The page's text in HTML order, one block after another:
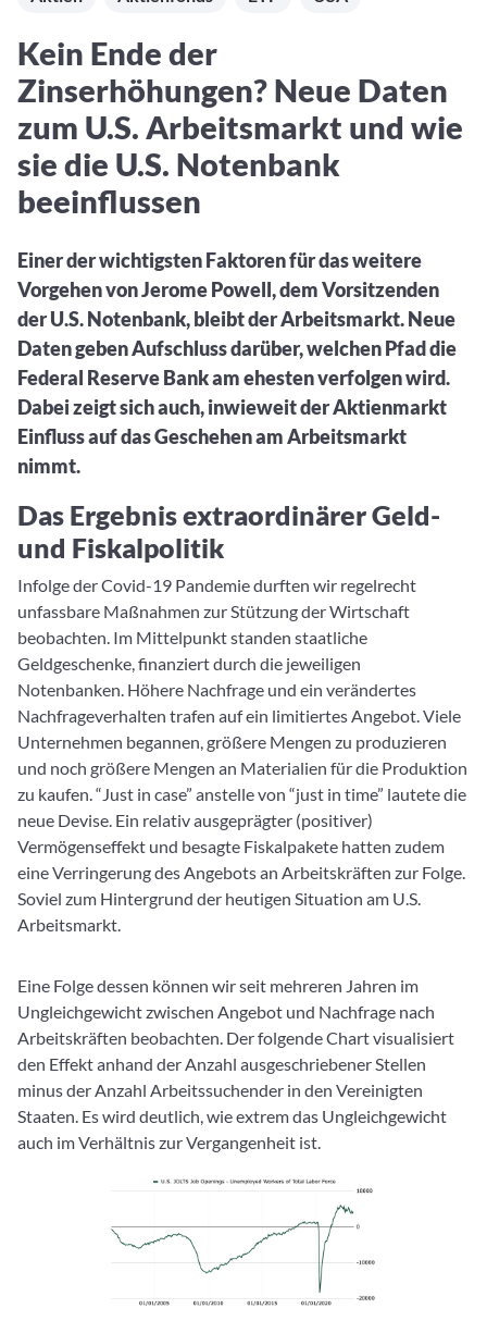
Fondswissen
Alles, was Sie zu Fonds und ETFs wissen müssen – so
investieren Sie richtig
Aktuelle Rankings und Beiträge zu den besten Fonds aus
2. Fonds auswählen
Fondsvergleich
Übersichtlich bis zu 10 Fonds aus über 35.000
Produkten vergleichen
Watchlist
Preis-/Performance-Alarme
3. Investieren
Portfolios
Eigene Portfolios und jene, denen Sie folgen
Informationen und Beiträge unserer Partner-
Finanzdienstleister
Community-Partner
Informationen und Beiträge unserer Community-
Partner
Webinar verpasst? Hier gibt es Aufnahmen unserer
Kein Ende der
Zinserhöhungen? Neue Daten
zum U.S. Arbeitsmarkt und wie
sie die U.S. Notenbank
beeinflussen
Einer der wichtigsten Faktoren für das weitere
Vorgehen von Jerome Powell, dem Vorsitzenden
der U.S. Notenbank, bleibt der Arbeitsmarkt. Neue
Daten geben Aufschluss darüber, welchen Pfad die
Federal Reserve Bank am ehesten verfolgen wird.
Dabei zeigt sich auch, inwieweit der Aktienmarkt
Einfluss auf das Geschehen am Arbeitsmarkt
nimmt.
Das Ergebnis extraordinärer Geld-
und Fiskalpolitik
Infolge der Covid-19 Pandemie durften wir regelrecht
unfassbare Maßnahmen zur Stützung der Wirtschaft
beobachten. Im Mittelpunkt standen staatliche
Geldgeschenke, finanziert durch die jeweiligen
Notenbanken. Höhere Nachfrage und ein verändertes
Nachfrageverhalten trafen auf ein limitiertes Angebot. Viele
Unternehmen begannen, größere Mengen zu produzieren
und noch größere Mengen an Materialien für die Produktion
zu kaufen. “Just in case” anstelle von “just in time” lautete die
neue Devise. Ein relativ ausgeprägter (positiver)
Vermögenseffekt und besagte Fiskalpakete hatten zudem
eine Verringerung des Angebots an Arbeitskräften zur Folge.
Soviel zum Hintergrund der heutigen Situation am U.S.
Arbeitsmarkt.
Eine Folge dessen können wir seit mehreren Jahren im
Ungleichgewicht zwischen Angebot und Nachfrage nach
Arbeitskräften beobachten. Der folgende Chart visualisiert
den Effekt anhand der Anzahl ausgeschriebener Stellen
minus der Anzahl Arbeitssuchender in den Vereinigten
Staaten. Es wird deutlich, wie extrem das Ungleichgewicht
auch im Verhältnis zur Vergangenheit ist.